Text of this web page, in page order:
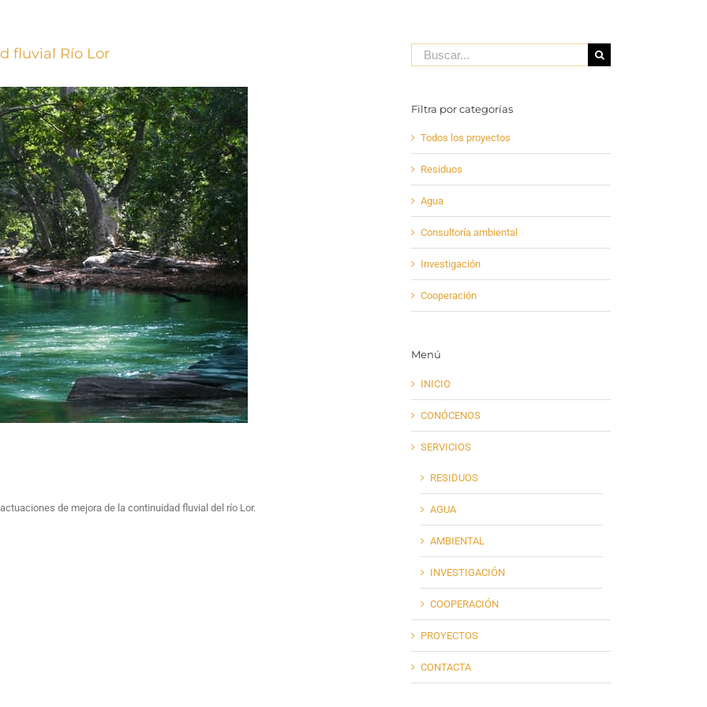
fluvial Río Lor
de mejora de la continuidad fluvial del río Lor.
Buscar:
Filtra por categorías
Todos los proyectos
Residuos
Agua
Consultoría ambiental
Investigación
Cooperación
Menú
INICIO
CONÓCENOS
SERVICIOS
RESIDUOS
AGUA
AMBIENTAL
INVESTIGACIÓN
COOPERACIÓN
PROYECTOS
CONTACTA